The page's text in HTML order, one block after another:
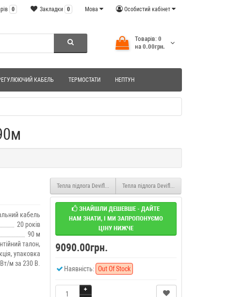
Особистий кабінет
Мова
Закладки 0
0
Товарів: 0
на 0.00грн.
КАБЕЛЬ ТЕРМОСТАТИ НЕПТУН
кабель
20 років
90 м
талон,
упаковка
м за 230 В.
Тепла підлога Deviflex Нагрівальний кабель 10T 790 Вт 80м
Тепла підлога Deviflex Нагрівальний
ЗНАЙШЛИ ДЕШЕВШЕ - ДАЙТЕ
НАМ ЗНАТИ, І МИ ЗАПРОПОНУЄМО
ЦІНУ НИЖЧЕ
9090.00грн.
Наявність: Out Of Stock